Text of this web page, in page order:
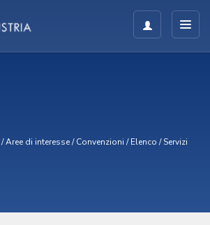
/Aree di interesse/Convenzioni /Elenco /Servizi